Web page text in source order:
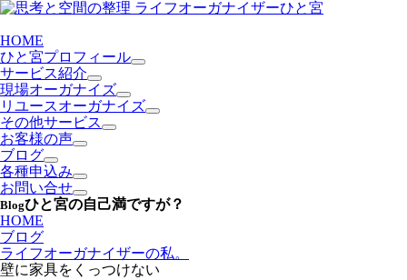
HOME
ひと宮プロフィール
サービス紹介
現場オーガナイズ
リユースオーガナイズ
その他サービス
お客様の声
ブログ
各種申込み
お問い合せ
Blogひと宮の自己満ですが？
HOME
ブログ
ライフオーガナイザーの私。
壁に家具をくっつけない